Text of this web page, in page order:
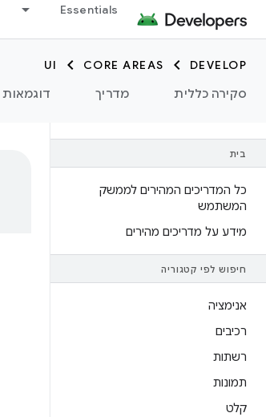
Essentials
DEVELOP
CORE AREAS
UI
סקירה כללית
מדריך דוגמאות
בית
כל המדריכים המהירים לממשק
המשתמש
מידע על מדריכים מהירים
חיפוש לפי קטגוריה
אנימציה
רכיבים
רשתות
תמונות
קלט